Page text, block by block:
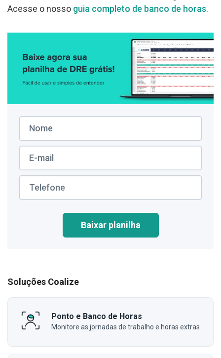
Acesse o nosso guia completo de banco de horas.
Baixar planilha
Soluções Coalize
Ponto e Banco de Horas
Monitore as jornadas de trabalho e horas extras